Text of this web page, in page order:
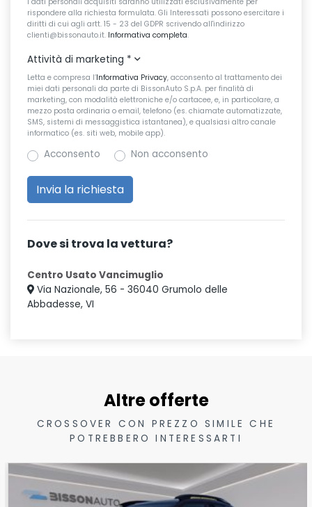
rispondere alla richiesta formulata. Gli Interessati possono esercitare i
diritti di cui agli artt. 15 - 23 del GDPR scrivendo all'indirizzo
clienti@bissonauto.it. Informativa completa.
Attività di marketing *
Letta e compresa l’Informativa Privacy, acconsento al trattamento dei
miei dati personali da parte di BissonAuto S.p.A. per finalità di
marketing, con modalità elettroniche e/o cartacee, e, in particolare, a
mezzo posta ordinaria o email, telefono (es. chiamate automatizzate,
SMS, sistemi di messaggistica istantanea), e qualsiasi altro canale
informatico (es. siti web, mobile app).
Acconsento Non acconsento
Dove si trova la vettura?
Centro Usato Vancimuglio
Via Nazionale, 56 - 36040 Grumolo delle
Abbadesse, VI
Altre offerte
CROSSOVER CON PREZZO SIMILE CHE
POTREBBERO INTERESSARTI